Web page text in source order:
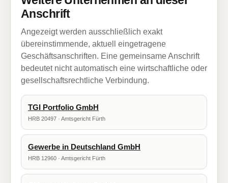
Anschrift
Angezeigt werden ausschließlich exakt
übereinstimmende, aktuell eingetragene
Geschäftsanschriften. Eine gemeinsame Anschrift
bedeutet nicht automatisch eine wirtschaftliche oder
gesellschaftsrechtliche Verbindung.
TGI Portfolio GmbH
HRB 20497 · Amtsgericht Fürth
Gewerbe in Deutschland GmbH
HRB 12960 · Amtsgericht Fürth